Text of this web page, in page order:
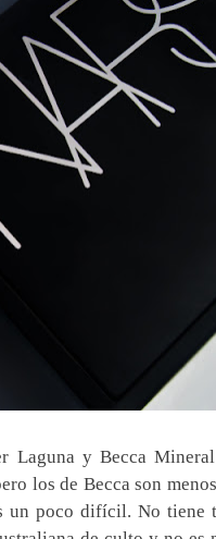
Laguna y Becca
los de Becca son
un poco difícil. No tiene